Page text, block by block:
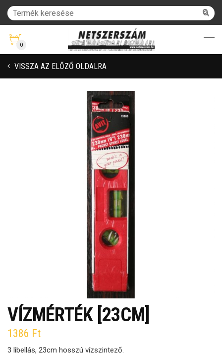
0
VISSZA AZ ELŐZŐ OLDALRA
VÍZMÉRTÉK [23CM]
1386 Ft
3 libellás, 23cm hosszú vízszintező.